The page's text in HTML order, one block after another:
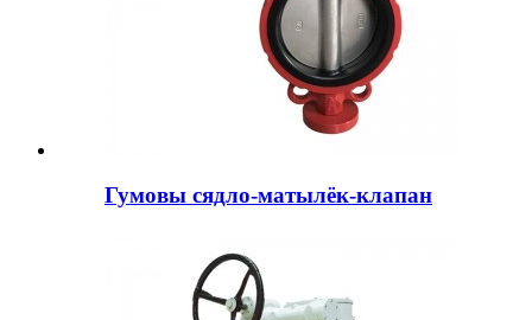
Гумовы сядло-матылёк-клапан